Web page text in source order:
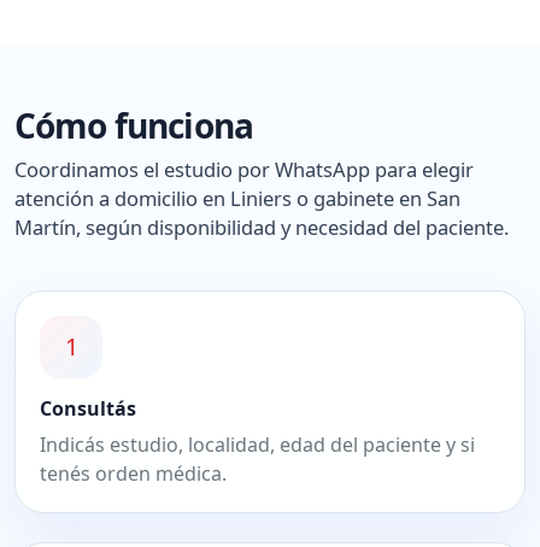
Cómo funciona
Coordinamos el estudio por WhatsApp para elegir
atención a domicilio en Liniers o gabinete en San
Martín, según disponibilidad y necesidad del paciente.
1
Consultás
Indicás estudio, localidad, edad del paciente y si
tenés orden médica.